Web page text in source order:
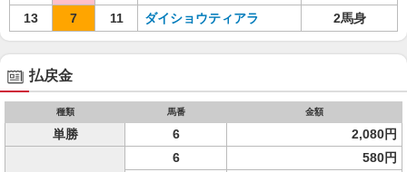
13
7 11 ダイショウティアラ 2馬身
払戻金
種類 馬番 金額
単勝 6 2,080円
6
580円